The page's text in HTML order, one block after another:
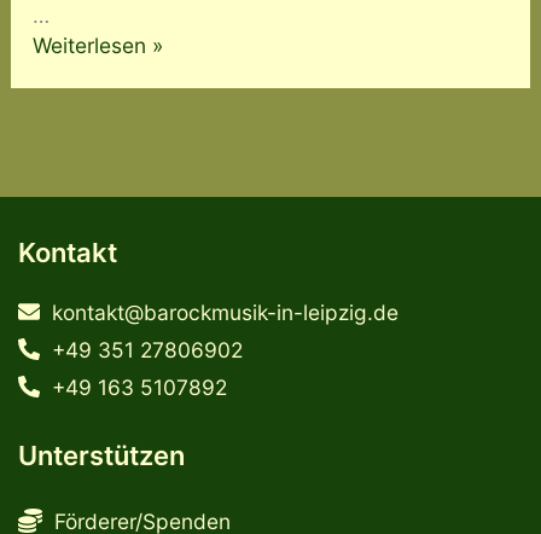
…
26.
Weiterlesen »
Kontakt
kontakt@barockmusik-in-leipzig.de
+49 351 27806902
+49 163 5107892
Unterstützen
Förderer/Spenden